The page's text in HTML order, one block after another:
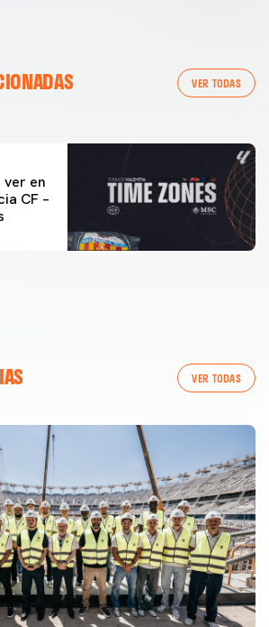
VER TODAS
DEL VALENCIA CF 04/03/26
ver en
CF –
VER TODAS